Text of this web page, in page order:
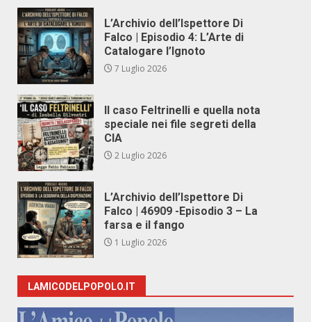
L’Archivio dell’Ispettore Di
Falco | Episodio 4: L’Arte di
Catalogare l’Ignoto
7 Luglio 2026
Il caso Feltrinelli e quella nota
speciale nei file segreti della
CIA
2 Luglio 2026
L’Archivio dell’Ispettore Di
Falco | 46909 -Episodio 3 – La
farsa e il fango
1 Luglio 2026
LAMICODELPOPOLO.IT